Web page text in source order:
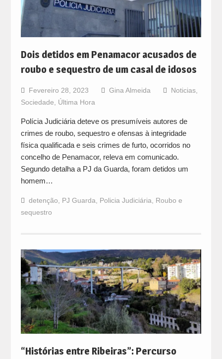
Dois detidos em Penamacor acusados de
roubo e sequestro de um casal de idosos
Fevereiro 28, 2023 Gina Almeida Noticias,
Sociedade
Última Hora
Polícia Judiciária deteve os presumíveis autores de
crimes de roubo, sequestro e ofensas à integridade
física qualificada e seis crimes de furto, ocorridos no
concelho de Penamacor, releva em comunicado.
Segundo detalha a PJ da Guarda, foram detidos um
homem…
detenção PJ Guarda Policia Judiciária
Roubo e
sequestro
“Histórias entre Ribeiras”: Percurso